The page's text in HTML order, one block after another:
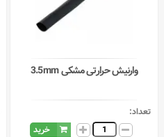
وارنیش حرارتی مشکی 3.5mm
تعداد:
خرید